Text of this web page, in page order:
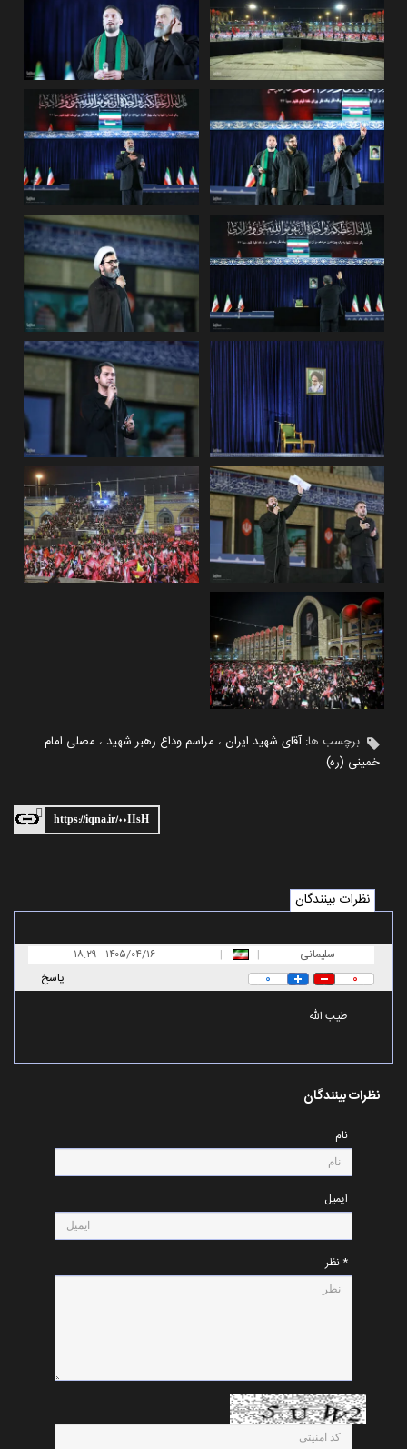
برچسب ها: آقای شهید ایران ، مراسم وداع رهبر شهید ، مصلی امام
خمینی (ره)
https://iqna.ir/۰۰IIsH
نظرات بینندگان
سلیمانی |
| ۱۸:۲۹ - ۱۴۰۵/۰۴/۱۶
۰ ۰ پاسخ
طیب الله
نظرات بینندگان
نام
ایمیل
* نظر